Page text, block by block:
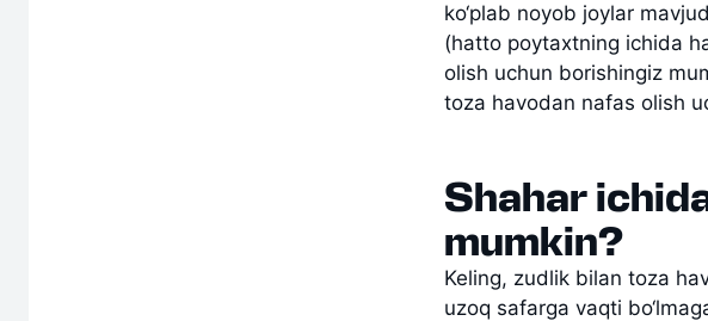
ko‘plab noyob joylar
(hatto poytaxtning ichida
olish uchun borishingiz
toza havodan nafas olish
Shahar
mumkin?
Keling, zudlik bilan toza
uzoq safarga vaqti